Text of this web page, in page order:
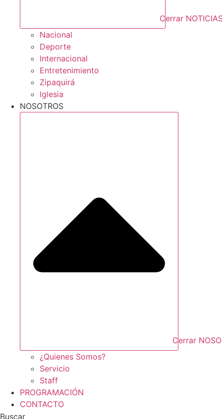
Cerrar
Nacional
Deporte
Internacional
Entretenimiento
Zipaquirá
Iglesia
NOSOTROS
Cerrar
¿Quienes Somos?
Servicio
Staff
PROGRAMACIÓN
CONTACTO
Buscar